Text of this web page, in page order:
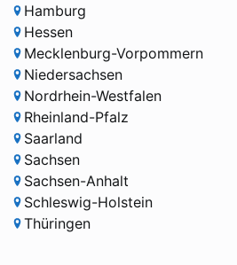
Hamburg
Hessen
Mecklenburg-Vorpommern
Niedersachsen
Nordrhein-Westfalen
Rheinland-Pfalz
Saarland
Sachsen
Sachsen-Anhalt
Schleswig-Holstein
Thüringen